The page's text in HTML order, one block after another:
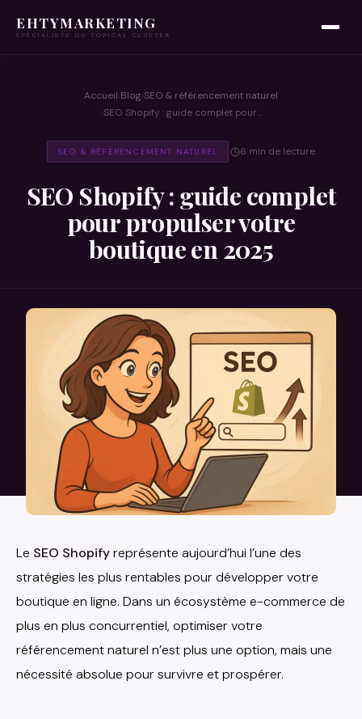
EHTYMARKETING
SPÉCIALISTE DU TOPICAL CLUSTER
Accueil›Blog›SEO & référencement naturel
›SEO Shopify : guide complet pour…
SEO & RÉFÉRENCEMENT NATUREL · 6 min de lecture
SEO Shopify : guide complet
pour propulser votre
boutique en 2025
Le SEO Shopifyreprésente aujourd’hui l’une des
stratégies les plus rentables pour développer votre
boutique en ligne. Dans un écosystème e-commerce de
plus en plus concurrentiel, optimiser votre
référencement naturel n’est plus une option, mais une
nécessité absolue pour survivre et prospérer.